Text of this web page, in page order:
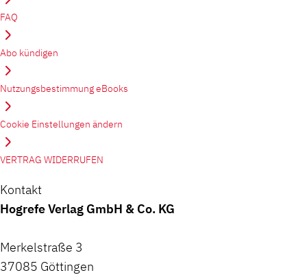
FAQ
Abo kündigen
Nutzungsbestimmung eBooks
Cookie Einstellungen ändern
VERTRAG WIDERRUFEN
Kontakt
Hogrefe Verlag GmbH & Co. KG
Merkelstraße 3
37085 Göttingen